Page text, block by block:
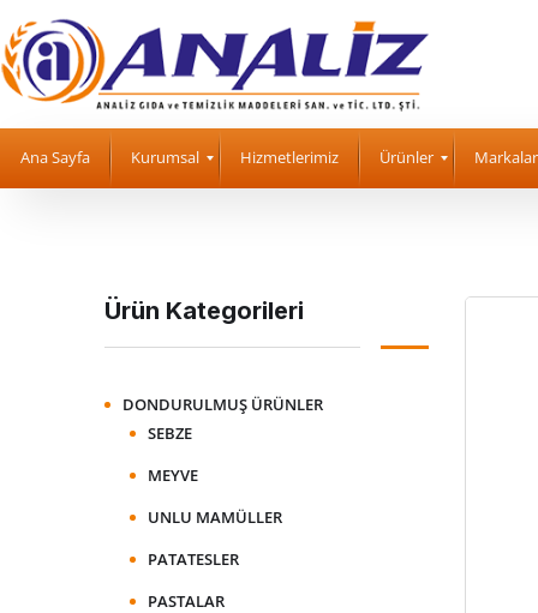
Ana Sayfa Kurumsal Hizmetlerimiz Ürünler Markalar
Ürün Kategorileri
DONDURULMUŞ ÜRÜNLER
SEBZE
MEYVE
UNLU MAMÜLLER
PATATESLER
PASTALAR